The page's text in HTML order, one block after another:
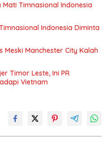
Timnasional Indonesia
Indonesia Diminta
Manchester City Kalah
Timor Leste, Ini PR
Vietnam